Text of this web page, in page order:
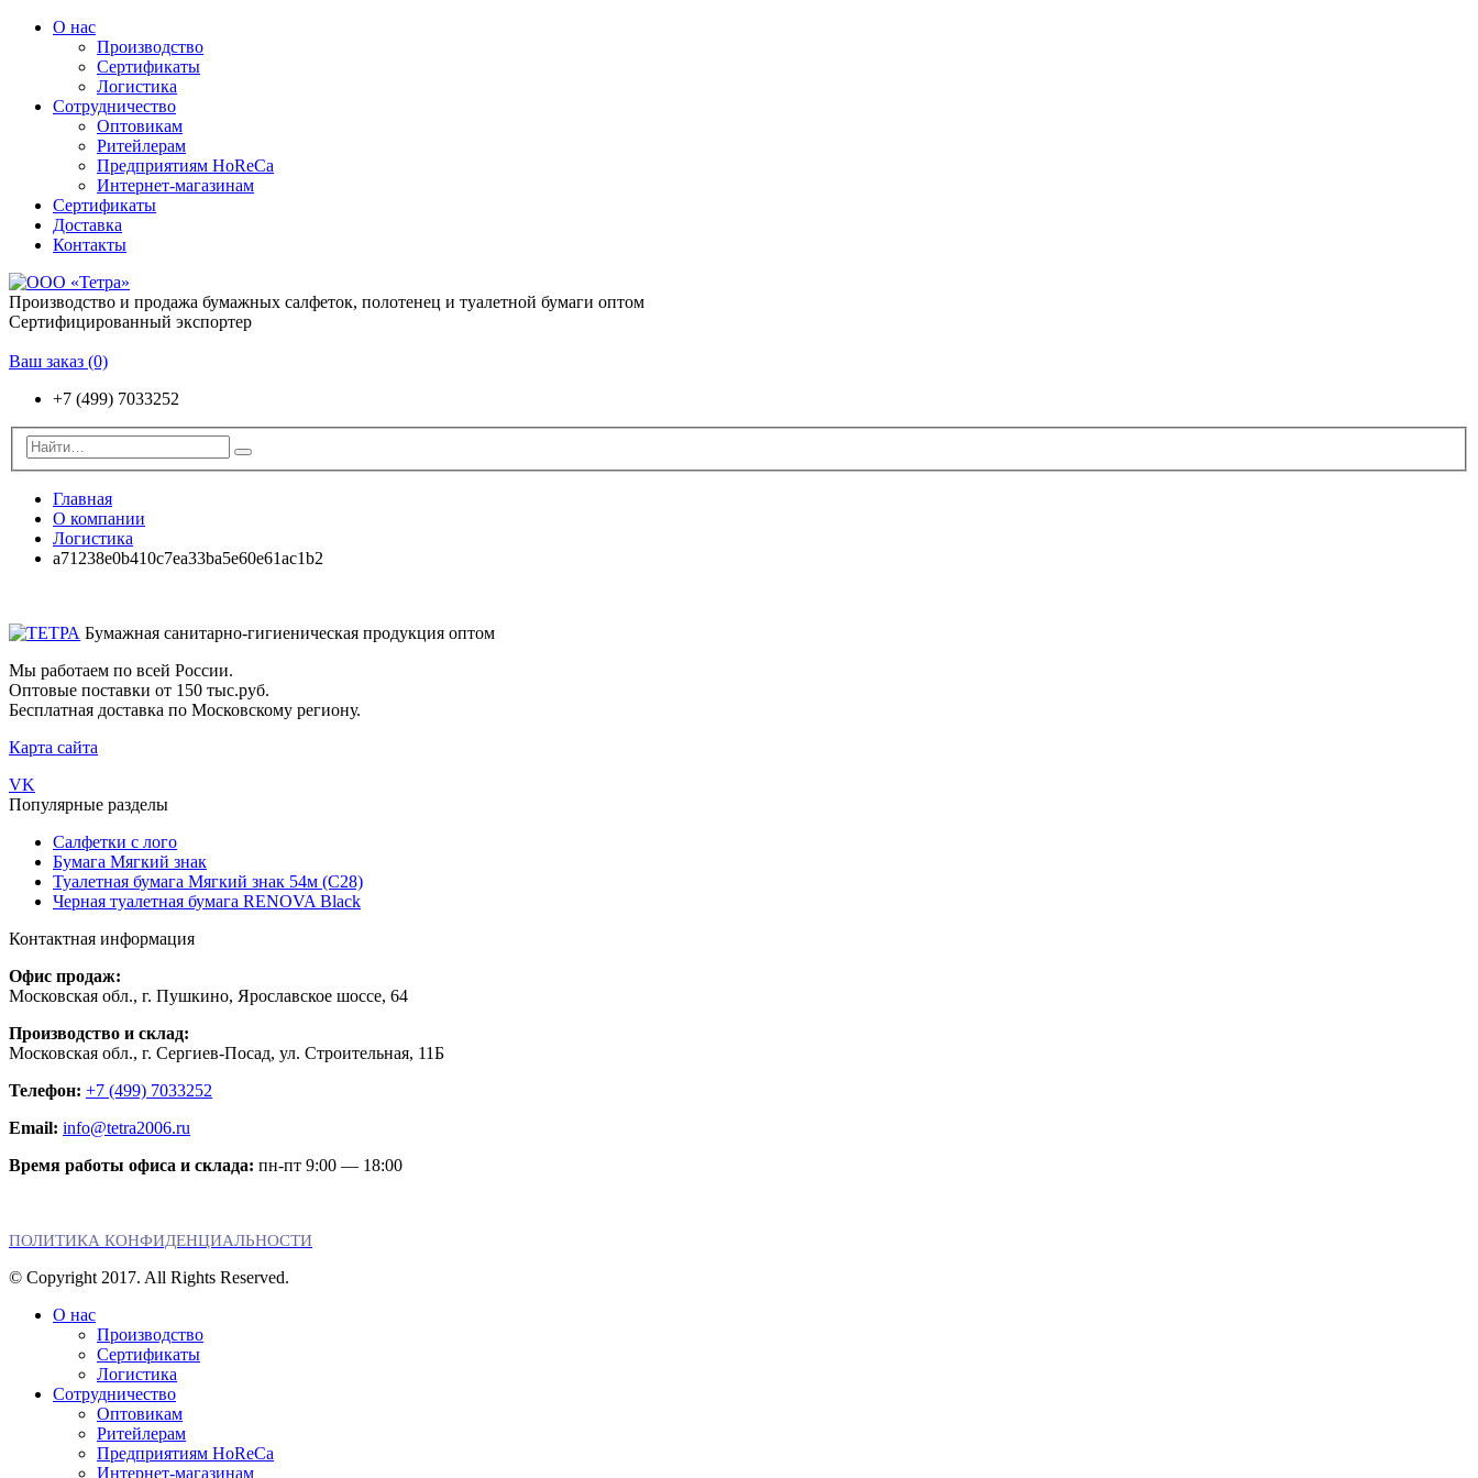
О нас
Производство
Сертификаты
Логистика
Сотрудничество
Оптовикам
Ритейлерам
Предприятиям HoReCa
Интернет-магазинам
Сертификаты
Доставка
Контакты
Производство и продажа бумажных салфеток, полотенец и туалетной бумаги оптом
Сертифицированный экспортер
Ваш заказ (0)
+7 (499) 7033252
Главная
О компании
Логистика
a71238e0b410c7ea33ba5e60e61ac1b2
Бумажная санитарно-гигиеническая продукция оптом
Мы работаем по всей России.
Оптовые поставки от 150 тыс.руб.
Бесплатная доставка по Московскому региону.
Карта сайта
VK
Популярные разделы
Салфетки с лого
Бумага Мягкий знак
Туалетная бумага Мягкий знак 54м (С28)
Черная туалетная бумага RENOVA Black
Контактная информация
Офис продаж:
Московская обл., г. Пушкино, Ярославское шоссе, 64
Производство и склад:
Московская обл., г. Сергиев-Посад, ул. Строительная, 11Б
Телефон: +7 (499) 7033252
Email: info@tetra2006.ru
Время работы офиса и склада: пн-пт 9:00 — 18:00
ПОЛИТИКА КОНФИДЕНЦИАЛЬНОСТИ
© Copyright 2017. All Rights Reserved.
О нас
Производство
Сертификаты
Логистика
Сотрудничество
Оптовикам
Ритейлерам
Предприятиям HoReCa
Интернет-магазинам